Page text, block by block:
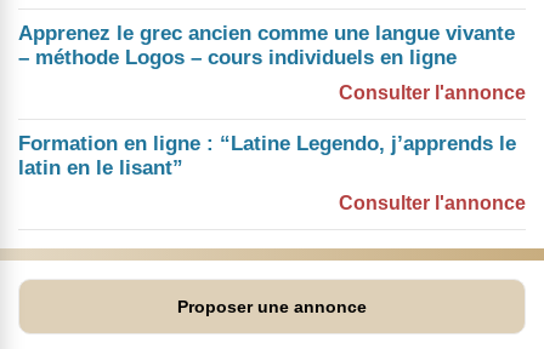
Apprenez le grec ancien comme une langue vivante
– méthode Logos – cours individuels en ligne
Consulter l'annonce
Formation en ligne : “Latine Legendo, j’apprends le
latin en le lisant”
Consulter l'annonce
Proposer une annonce